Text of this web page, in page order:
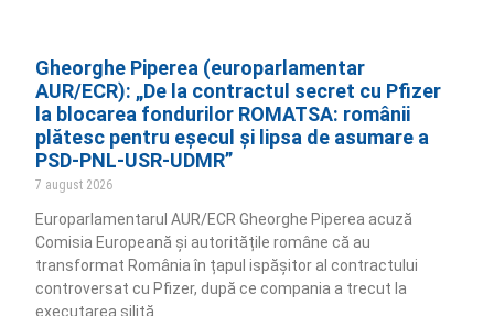
Gheorghe Piperea (europarlamentar
AUR/ECR): „De la contractul secret cu Pfizer
la blocarea fondurilor ROMATSA: românii
plătesc pentru eșecul și lipsa de asumare a
PSD-PNL-USR-UDMR”
7 august 2026
Europarlamentarul AUR/ECR Gheorghe Piperea acuză
Comisia Europeană și autoritățile române că au
transformat România în țapul ispășitor al contractului
controversat cu Pfizer, după ce compania a trecut la
executarea silită